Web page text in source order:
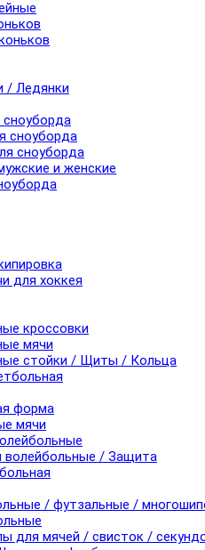
/ Ледянки
сноуборда
сноуборда
и женские
для хоккея
кроссовки
мячи
стойки / Щиты / Кольца
форма
мячи
волейбольные / Защита
/ футзальные /
для мячей / свисток /